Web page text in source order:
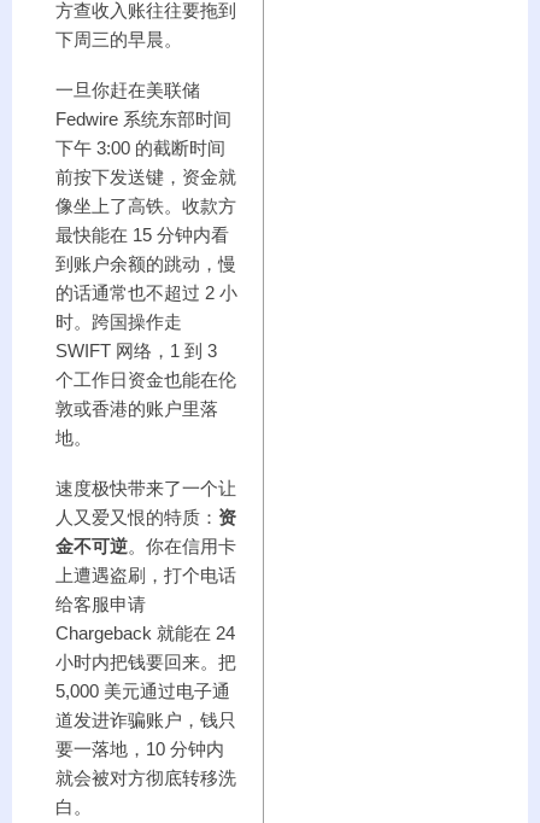
方查收入账往往要拖到
下周三的早晨。
一旦你赶在美联储
Fedwire 系统东部时间
下午 3:00 的截断时间
前按下发送键，资金就
像坐上了高铁。收款方
最快能在 15 分钟内看
到账户余额的跳动，慢
的话通常也不超过 2 小
时。跨国操作走
SWIFT 网络，1 到 3
个工作日资金也能在伦
敦或香港的账户里落
地。
速度极快带来了一个让
人又爱又恨的特质： 资
金不可逆。你在信用卡
上遭遇盗刷，打个电话
给客服申请
Chargeback 就能在 24
小时内把钱要回来。把
5,000 美元通过电子通
道发进诈骗账户，钱只
要一落地，10 分钟内
就会被对方彻底转移洗
白。